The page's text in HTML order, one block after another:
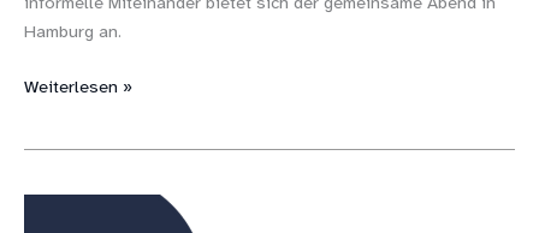
Hamburg an.
Weiterlesen »